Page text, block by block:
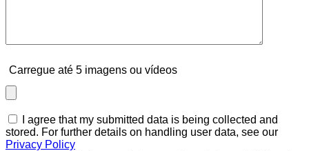
Carregue até 5 imagens ou vídeos
I agree that my submitted data is being collected and
stored. For further details on handling user data, see our
Privacy Policy